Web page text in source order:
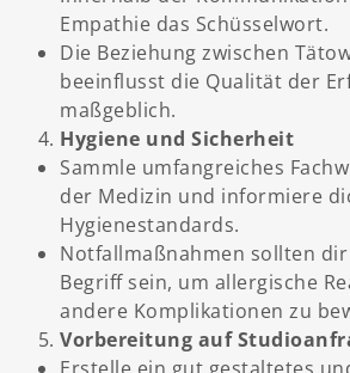
Empathie das Schüsselwort.
Die Beziehung zwischen
beeinflusst die Qualität der
maßgeblich.
Hygiene und Sicherheit
Sammle umfangreiches
der Medizin und informiere
Hygienestandards.
Notfallmaßnahmen sollten
Begriff sein, um allergische
andere Komplikationen zu
Vorbereitung auf